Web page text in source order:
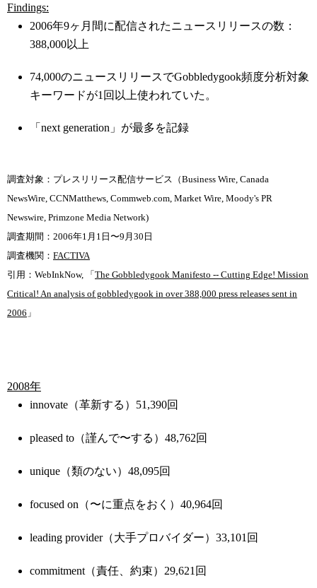
Findings:
2006年9ヶ月間に配信されたニュースリリースの数：
388,000以上
74,000のニュースリリースでGobbledygook頻度分析対象
キーワードが1回以上使われていた。
「next generation」が最多を記録
調査対象：プレスリリース配信サービス（Business Wire, Canada
NewsWire, CCNMatthews, Commweb.com, Market Wire, Moody's PR
Newswire, Primzone Media Network)
調査期間：2006年1月1日〜9月30日
調査機関： FACTIVA
引用：WebInkNow, 「 The Gobbledygook Manifesto -- Cutting Edge! Mission
Critical! An analysis of gobbledygook in over 388,000 press releases sent in
2006 」
2008年
innovate（革新する）51,390回
pleased to（謹んで〜する）48,762回
unique（類のない）48,095回
focused on（〜に重点をおく）40,964回
leading provider（大手プロバイダー）33,101回
commitment（責任、約束）29,621回